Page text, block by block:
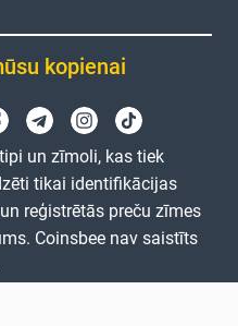
kopienai
un zīmoli, kas tiek
tikai identifikācijas
reģistrētās preču zīmes
Coinsbee nav saistīts